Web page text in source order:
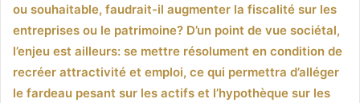
ou souhaitable, faudrait-il augmenter la fiscalité sur les
entreprises ou le patrimoine? D’un point de vue sociétal,
l’enjeu est ailleurs: se mettre résolument en condition de
recréer attractivité et emploi, ce qui permettra d’alléger
le fardeau pesant sur les actifs et l’hypothèque sur les